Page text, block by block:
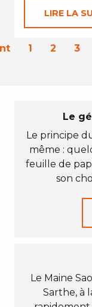
LIRE LA
1 2 3
Le
Le principe
même :
feuille de
son
Le Maine
Sarthe, à